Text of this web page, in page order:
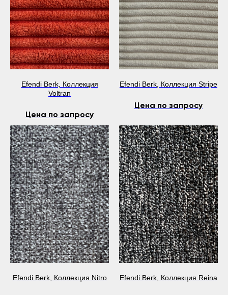
Efendi Berk, Коллекция
Voltran
Цена по запросу
Efendi Berk, Коллекция Stripe
Цена по запросу
Efendi Berk, Коллекция Nitro Efendi Berk, Коллекция Reina